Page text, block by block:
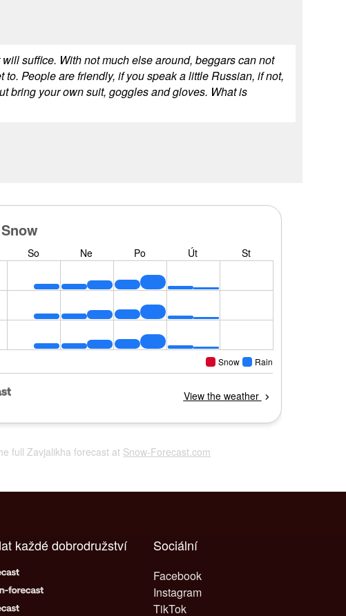
suffice. With not much else around, beggars can not
People are friendly, if you speak a little Russian, if not,
bring your own suit, goggles and gloves. What is
full Zavjalikha forecast at Snow-Forecast.com
Sociální
Facebook
Instagram
TikTok
každé dobrodružství